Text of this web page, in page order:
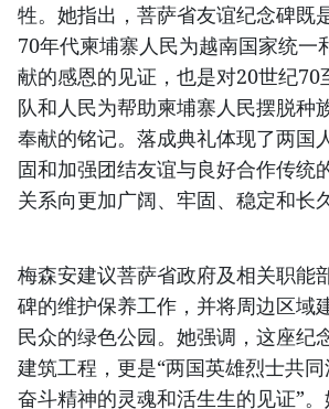
牲。她指出，菩萨省友谊纪念碑既
70年代柬埔寨人民为越南国家统一
献的感恩的见证，也是对20世纪70
队和人民为帮助柬埔寨人民摆脱种
奉献的铭记。落成典礼体现了两国
固和加强团结友谊与良好合作传统
关系向更加广阔、牢固、稳定和长
梅森安建议菩萨省政府及相关职能
碑的维护保养工作，并将周边区域
民众的绿色公园。她强调，这座纪
建筑工程，更是“两国英雄烈士共
奋斗精神的灵魂和活生生的见证”